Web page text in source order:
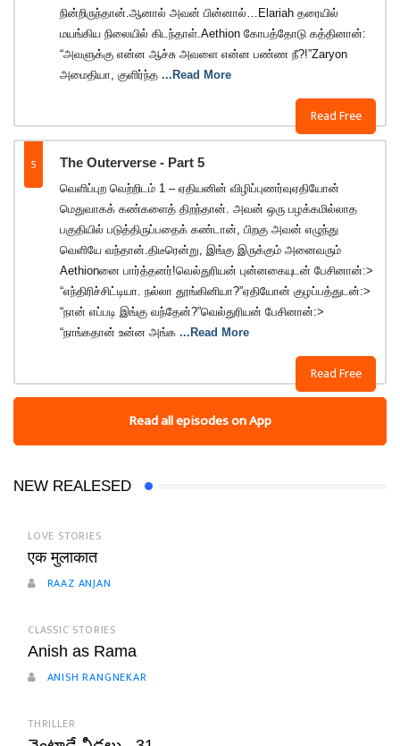
Read Free
நின்றிருந்தான்.ஆனால் அவன் பின்னால்…Elariah தரையில்
மயங்கிய நிலையில் கிடந்தாள்.Aethion கோபத்தோடு கத்தினான்:
“அவளுக்கு என்ன ஆச்சு அவளை என்ன பண்ண நீ?!”Zaryon
அமைதியா, குளிர்ந்த ...Read More
5 The Outerverse - Part 5
Read Free
வெளிப்புற வெற்றிடம் 1 – ஏதியனின் விழிப்புணர்வுஏதியோன்
மெதுவாகக் கண்களைத் திறந்தான். அவன் ஒரு பழக்கமில்லாத
பகுதியில் படுத்திருப்பதைக் கண்டான், பிறகு அவன் எழுந்து
வெளியே வந்தான்.திடீரென்று, இங்கு இருக்கும் அனைவரும்
Aethionனை பார்த்தனர்!வெல்துரியன் புன்னகையுடன் பேசினான்:>
“எந்திரிச்சிட்டியா. நல்லா தூங்கினியா?”ஏதியோன் குழப்பத்துடன்:>
“நான் எப்படி இங்கு வந்தேன்?”வெல்துரியன் பேசினான்:>
“நாங்கதான் உன்ன அங்க ...Read More
Read all episodes on App
NEW REALESED
LOVE STORIES
एक मुलाकात
RAAZ ANJAN
CLASSIC STORIES
Anish as Rama
ANISH RANGNEKAR
THRILLER